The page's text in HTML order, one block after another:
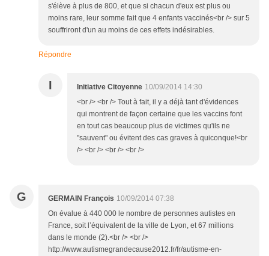
s'élève à plus de 800, et que si chacun d'eux est plus ou
moins rare, leur somme fait que 4 enfants vaccinés<br /> sur 5
souffriront d'un au moins de ces effets indésirables.
Répondre
I Initiative Citoyenne 10/09/2014 14:30
<br /> <br /> Tout à fait, il y a déjà tant d'évidences
qui montrent de façon certaine que les vaccins font
en tout cas beaucoup plus de victimes qu'ils ne
"sauvent" ou évitent des cas graves à quiconque!<br
/> <br /> <br /> <br />
G GERMAIN François 10/09/2014 07:38
On évalue à 440 000 le nombre de personnes autistes en
France, soit l’équivalent de la ville de Lyon, et 67 millions
dans le monde (2).<br /> <br />
http://www.autismegrandecause2012.fr/fr/autisme-en-